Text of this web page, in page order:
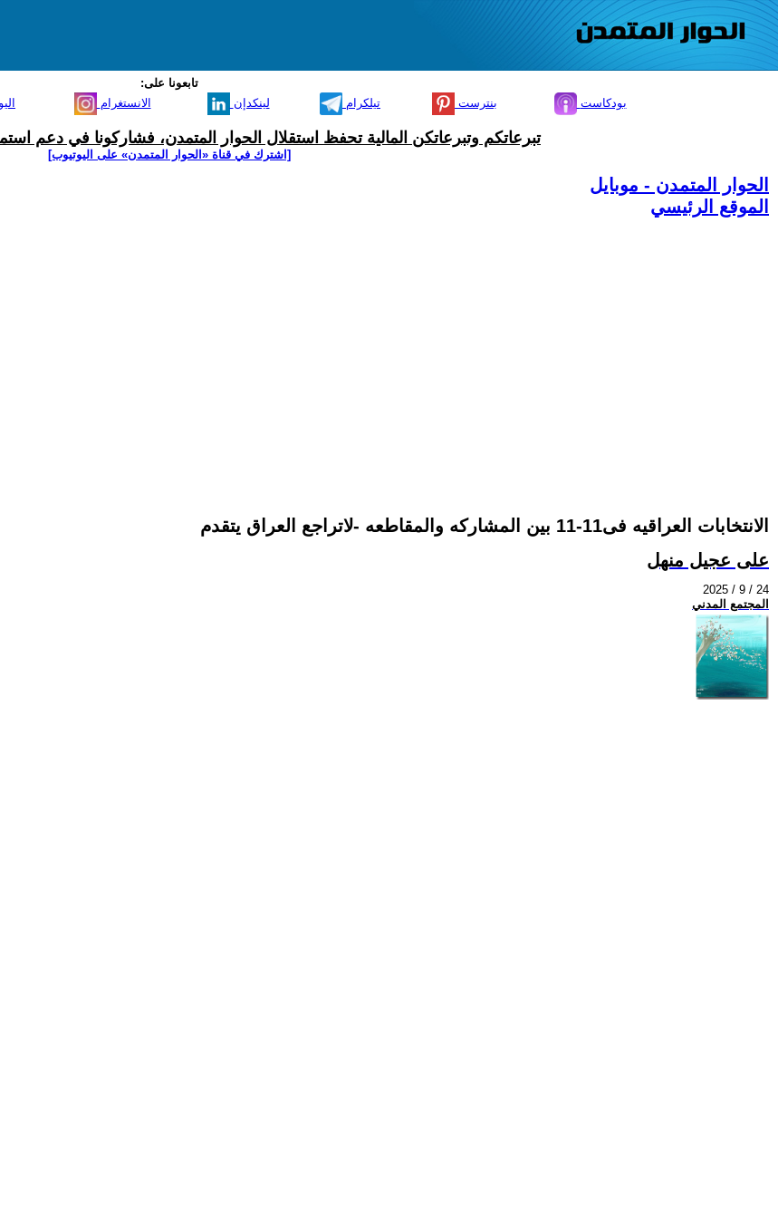
تابعونا على:
الانستغرام لينكدإن تيلكرام بنترست بودكاست
تبرعاتكم وتبرعاتكن المالية تحفظ استقلال الحوار المتمدن، فشاركونا في دعم
[اشترك في قناة ‫«الحوار المتمدن» على اليوتيوب]
الحوار المتمدن - موبايل
الموقع الرئيسي
الانتخابات العراقيه فى11-11 بين المشاركه والمقاطعه -لاتراجع العراق يتقدم
على عجيل منهل
2025 / 9 / 24
المجتمع المدني